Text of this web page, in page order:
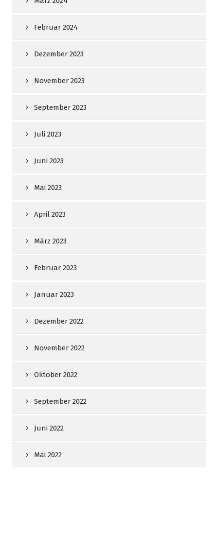
Februar 2024
Dezember 2023
November 2023
September 2023
Juli 2023
Juni 2023
Mai 2023
April 2023
März 2023
Februar 2023
Januar 2023
Dezember 2022
November 2022
Oktober 2022
September 2022
Juni 2022
Mai 2022